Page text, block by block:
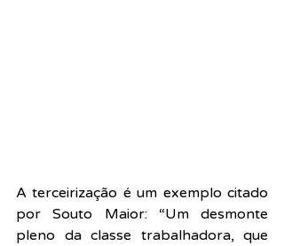
A terceirização é um exemplo citado
por Souto Maior: “Um desmonte
pleno da classe trabalhadora, que